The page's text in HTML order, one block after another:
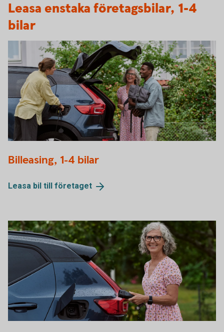
Leasa enstaka företagsbilar, 1-4
bilar
to be fully charged
Billeasing, 1-4 bilar
Leasa bil till företaget